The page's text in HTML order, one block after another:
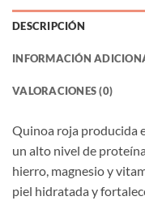
DESCRIPCIÓN
INFORMACIÓN
VALORACIONES (0)
Quinoa roja producida
un alto nivel de
hierro, magnesio y
piel hidratada y